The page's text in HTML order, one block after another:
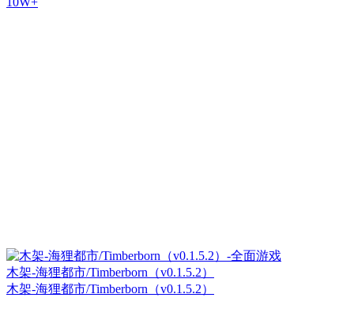
木架-海狸都市/Timberborn（v0.1.5.2）
木架-海狸都市/Timberborn（v0.1.5.2）